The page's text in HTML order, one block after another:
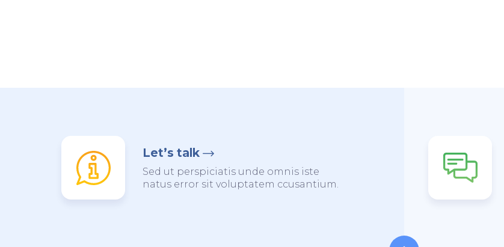
Let’s talk
Sed ut perspiciatis unde omnis iste
natus error sit voluptatem ccusantium.